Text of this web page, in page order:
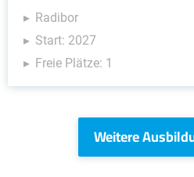
Radibor
Start: 2027
Freie Plätze: 1
Weitere